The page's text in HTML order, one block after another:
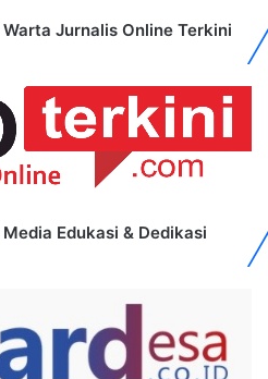
Jurnalis Online Terkini
Edukasi & Dedikasi